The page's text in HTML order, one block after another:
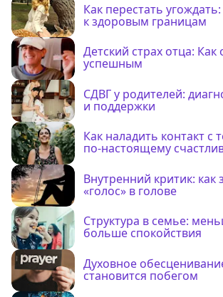
Как перестать
к здоровым границам
Детский страх отца: Как
успешным
СДВГ у родителей:
и поддержки
Как наладить контакт с
по-настоящему
Внутренний критик: как
«голос» в голове
Структура в семье:
больше спокойствия
Духовное
становится побегом